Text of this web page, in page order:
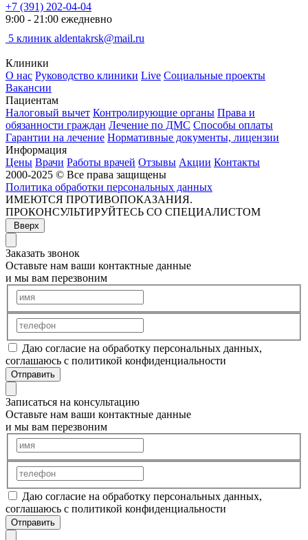
+7 (391) 202-04-04
9:00 - 21:00 ежедневно
5 клиник aldentakrsk@mail.ru
Клиники
О нас Руководство клиники Live Социальные проекты
Вакансии
Пациентам
Налоговый вычет Контролирующие органы Права и
обязанности граждан Лечение по ДМС Способы оплаты
Гарантии на лечение Нормативные документы, лицензии
Информация
Цены Врачи Работы врачей Отзывы Акции Контакты
2000-2025 © Все права защищены
Политика обработки персональных данных
ИМЕЮТСЯ ПРОТИВОПОКАЗАНИЯ.
ПРОКОНСУЛЬТИРУЙТЕСЬ СО СПЕЦИАЛИСТОМ
Вверх
Заказать звонок
Оставьте нам ваши контактные данные
и мы вам перезвоним
Даю согласие на обработку персональных данных,
соглашаюсь с политикой конфиденциальности
Отправить
Записаться на консультацию
Оставьте нам ваши контактные данные
и мы вам перезвоним
Даю согласие на обработку персональных данных,
соглашаюсь с политикой конфиденциальности
Отправить